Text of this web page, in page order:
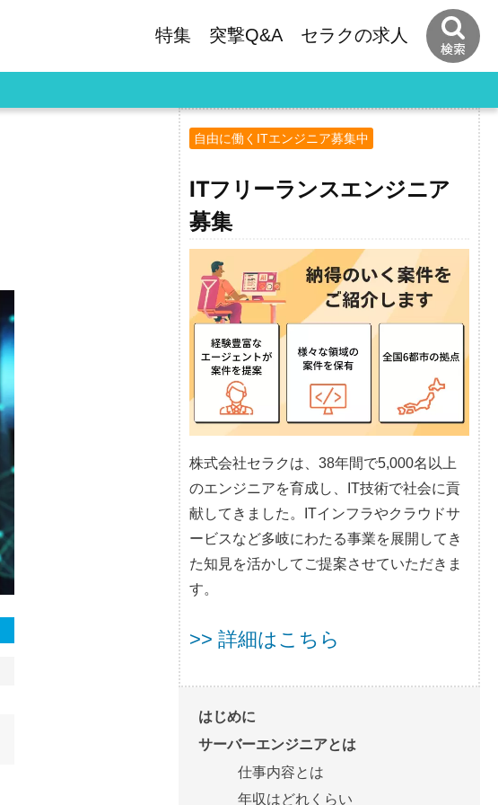
特集 突撃Q&A セラクの求人
自由に働くITエンジニア募集中
ITフリーランスエンジニア
募集
株式会社セラクは、38年間で5,000名以上
のエンジニアを育成し、IT技術で社会に貢
献してきました。ITインフラやクラウドサ
ービスなど多岐にわたる事業を展開してき
た知見を活かしてご提案させていただきま
す。
>> 詳細はこちら
はじめに
サーバーエンジニアとは
仕事内容とは
年収はどれくらい